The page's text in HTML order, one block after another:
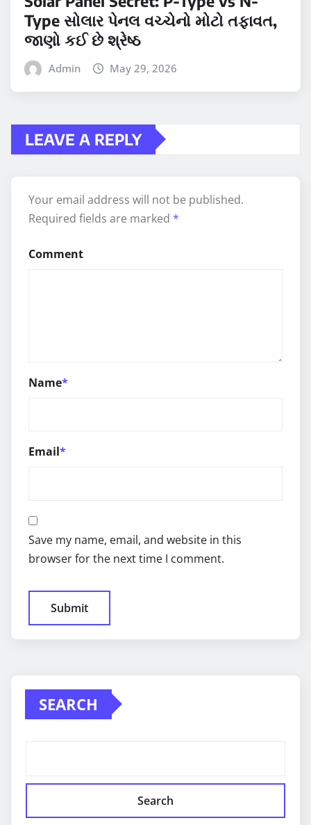
Type સોલાર પેનલ વચ્ચેનો મોટો તફાવત,
જાણો કઈ છે શ્રેષ્ઠ
Admin May 29, 2026
LEAVE A REPLY
Your email address will not be published.
Required fields are marked *
Comment
Name*
Email*
Save my name, email, and website in this
browser for the next time I comment.
SEARCH
Search